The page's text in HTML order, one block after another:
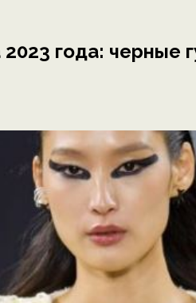
года: черные